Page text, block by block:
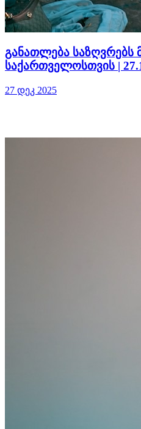
განათლება საზღვრებს
საქართველოსთვის |
27 დეკ 2025